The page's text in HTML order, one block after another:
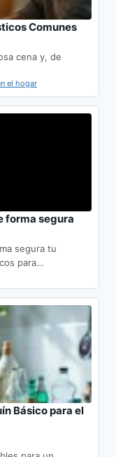
Comunes
cena y, de
el hogar
forma segura
segura tu
para…
Básico para el